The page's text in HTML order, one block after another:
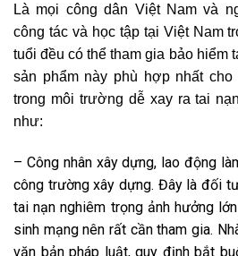
Là mọi công dân Việt Nam và
công tác và học tập tại Việt Nam
tuổi đều có thể tham gia bảo hiểm
sản phẩm này phù hợp nhất
trong môi trường dễ xay ra tai
như:
– Công nhân xây dựng, lao động
công trường xây dựng. Đây là đối
tai nạn nghiêm trọng ảnh hưởng
sinh mạng nên rất cần tham gia.
văn bản pháp luật, quy định bắt